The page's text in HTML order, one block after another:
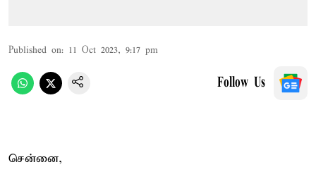
Published on: 11 Oct 2023, 9:17 pm
Follow Us
சென்னை,